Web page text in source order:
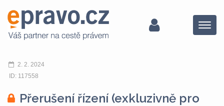
Menu
2. 2. 2024
ID: 117558
Přerušení řízení (exkluzivně pro